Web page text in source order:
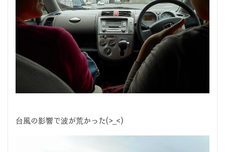
台風の影響で波が荒かった(>_<)